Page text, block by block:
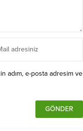
adım, e-posta adresim ve